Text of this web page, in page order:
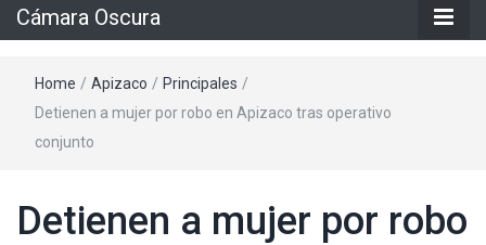
Cámara Oscura
Home / Apizaco / Principales /
Detienen a mujer por robo en Apizaco tras operativo
conjunto
Detienen a mujer por robo